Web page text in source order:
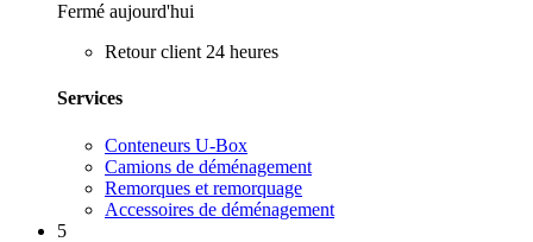
Fermé aujourd'hui
Retour client 24 heures
Services
Conteneurs U-Box
Camions de déménagement
Remorques et remorquage
Accessoires de déménagement
5